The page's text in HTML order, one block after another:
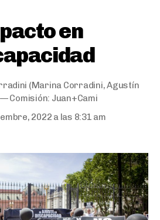
en
(Marina Corradini, Agustín
Comisión: Juan+Cami
2022 a las 8:31 am